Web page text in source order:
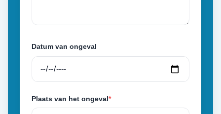
Datum van ongeval
Plaats van het ongeval*